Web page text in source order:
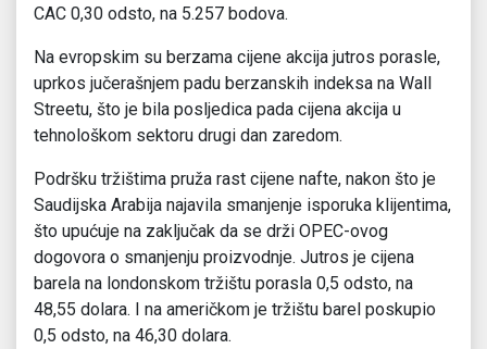
CAC 0,30 odsto, na 5.257 bodova.
Na evropskim su berzama cijene akcija jutros porasle,
uprkos jučerašnjem padu berzanskih indeksa na Wall
Streetu, što je bila posljedica pada cijena akcija u
tehnološkom sektoru drugi dan zaredom.
Podršku tržištima pruža rast cijene nafte, nakon što je
Saudijska Arabija najavila smanjenje isporuka klijentima,
što upućuje na zaključak da se drži OPEC-ovog
dogovora o smanjenju proizvodnje. Jutros je cijena
barela na londonskom tržištu porasla 0,5 odsto, na
48,55 dolara. I na američkom je tržištu barel poskupio
0,5 odsto, na 46,30 dolara.